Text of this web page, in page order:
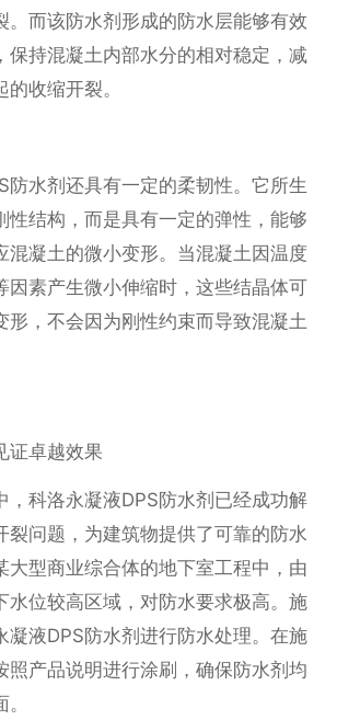
。而该防水剂形成的防水层能够有效
保持混凝土内部水分的相对稳定，减
收缩开裂。
防水剂还具有一定的柔韧性。它所生
性结构，而是具有一定的弹性，能够
混凝土的微小变形。当混凝土因温度
因素产生微小伸缩时，这些结晶体可
形，不会因为刚性约束而导致混凝土
证卓越效果
，科洛永凝液DPS防水剂已经成功解
裂问题，为建筑物提供了可靠的防水
大型商业综合体的地下室工程中，由
水位较高区域，对防水要求极高。施
凝液DPS防水剂进行防水处理。在施
照产品说明进行涂刷，确保防水剂均